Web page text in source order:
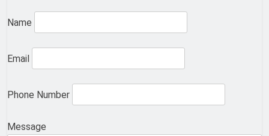
Name
Email
Phone Number
Message